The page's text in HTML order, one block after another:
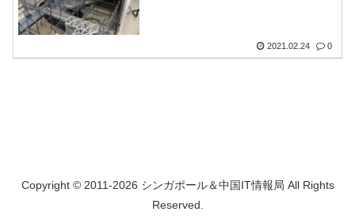
2021.02.24 0
Copyright © 2011-2026 シンガポール＆中国IT情報局 All Rights
Reserved.